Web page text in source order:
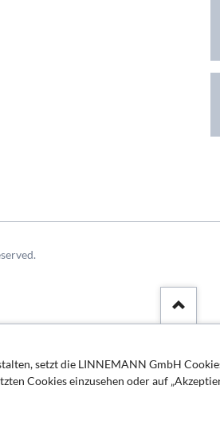
setzt die LINNEMANN GmbH
Cookies einzusehen oder auf